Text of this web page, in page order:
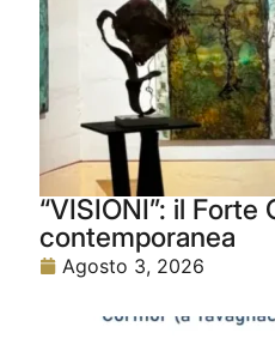
“VISIONI”: il
contemporanea
Agosto 3, 2026